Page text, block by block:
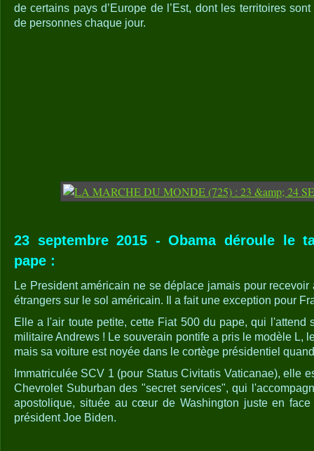
de certains pays d’Europe de l’Est, dont les territoires
de personnes chaque jour.
23 septembre 2015 - Obama déroule le
pape :
Le President américain ne se déplace jamais pour
étrangers sur le sol américain. Il a fait une exception pour
Elle a l'air toute petite, cette Fiat 500 du pape, qui l'attend
militaire Andrews ! Le souverain pontife a pris le modèle L,
mais sa voiture est noyée dans le cortège présidentiel
Immatriculée SCV 1 (pour Status Civitatis Vaticanae), elle
Chevrolet Suburban des "secret services", qui
apostolique, située au cœur de Washington juste en
président Joe Biden.